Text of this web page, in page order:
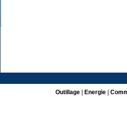
Outillage| Energie|